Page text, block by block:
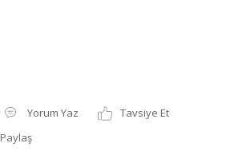
Yorum Yaz
Tavsiye Et
Paylaş